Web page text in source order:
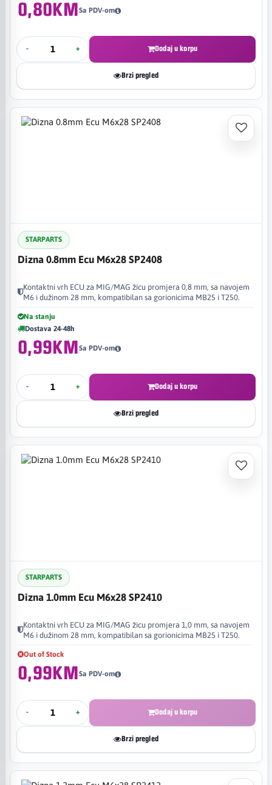
0,80KMSa PDV-om
- + Dodaj u korpu
Brzi pregled
STARPARTS
Dizna 0.8mm Ecu M6x28 SP2408
Kontaktni vrh ECU za MIG/MAG žicu promjera 0,8 mm, sa navojem
M6 i dužinom 28 mm, kompatibilan sa gorionicima MB25 i T250.
Na stanju
Dostava 24-48h
0,99KMSa PDV-om
- + Dodaj u korpu
Brzi pregled
STARPARTS
Dizna 1.0mm Ecu M6x28 SP2410
Kontaktni vrh ECU za MIG/MAG žicu promjera 1,0 mm, sa navojem
M6 i dužinom 28 mm, kompatibilan sa gorionicima MB25 i T250.
Out of Stock
0,99KMSa PDV-om
- + Dodaj u korpu
Brzi pregled